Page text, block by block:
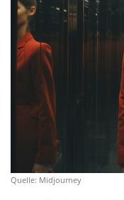
Quelle: Midjourney